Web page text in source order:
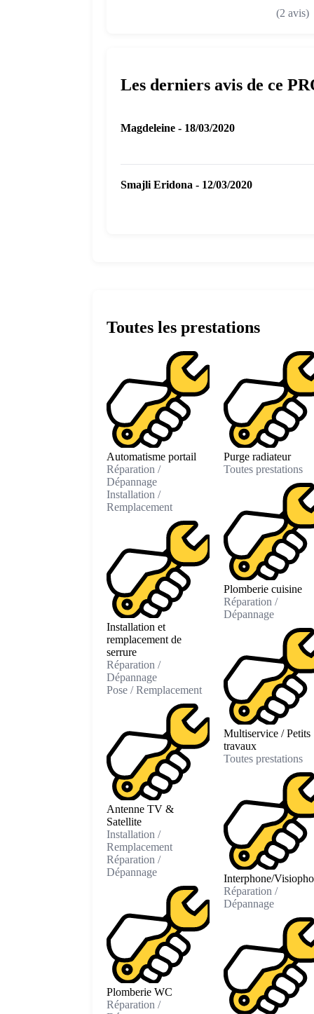
Toutes les prestations
Automatisme portail
Réparation /
Dépannage
Installation /
Remplacement
Installation et
remplacement de
serrure
Réparation /
Dépannage
Pose / Remplacement
Antenne TV &
Satellite
Installation /
Remplacement
Réparation /
Dépannage
Plomberie WC
Réparation /
Purge radiateur
Toutes prestations
Plomberie cuisine
Réparation /
Dépannage
Multiservice / Petits
travaux
Toutes prestations
Interphone/
Réparation /
Dépannage
(2 avis)
Les derniers avis de ce
Magdeleine - 18/03/2020
Smajli Eridona - 12/03/2020